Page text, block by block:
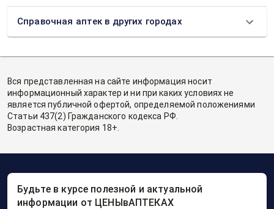
Справочная аптек в других городах
Вся представленная на сайте информация носит
информационный характер и ни при каких условиях не
является публичной офертой, определяемой положениями
Статьи 437(2) Гражданского кодекса РФ.
Возрастная категория 18+.
Будьте в курсе полезной и актуальной
информации от ЦЕНЫвАПТЕКАХ